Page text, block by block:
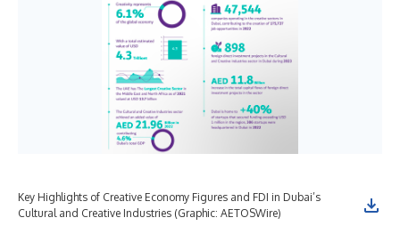
Key Highlights of Creative Economy Figures and FDI in Dubai’s
Cultural and Creative Industries (Graphic: AETOSWire)